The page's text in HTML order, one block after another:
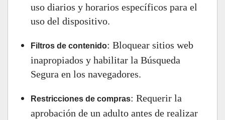
uso diarios y horarios específicos para el
uso del dispositivo.
Filtros de contenido: Bloquear sitios web
inapropiados y habilitar la Búsqueda
Segura en los navegadores.
Restricciones de compras: Requerir la
aprobación de un adulto antes de realizar